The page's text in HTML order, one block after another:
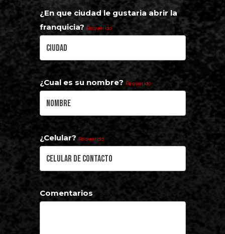
¿En que ciudad le gustaria abrir la
franquicia? Requerido
¿Cual es su nombre? Requerido
¿Celular? Requerido
Comentarios